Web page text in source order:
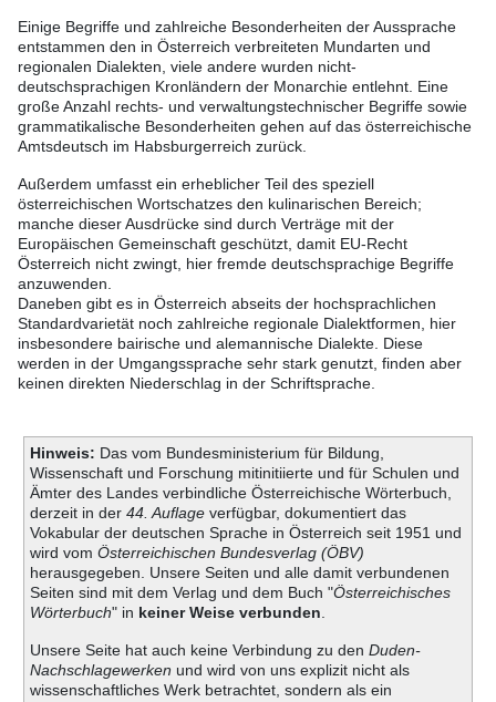
Einige Begriffe und zahlreiche Besonderheiten der Aussprache
entstammen den in Österreich verbreiteten Mundarten und
regionalen Dialekten, viele andere wurden nicht-
deutschsprachigen Kronländern der Monarchie entlehnt. Eine
große Anzahl rechts- und verwaltungstechnischer Begriffe sowie
grammatikalische Besonderheiten gehen auf das österreichische
Amtsdeutsch im Habsburgerreich zurück.
Außerdem umfasst ein erheblicher Teil des speziell
österreichischen Wortschatzes den kulinarischen Bereich;
manche dieser Ausdrücke sind durch Verträge mit der
Europäischen Gemeinschaft geschützt, damit EU-Recht
Österreich nicht zwingt, hier fremde deutschsprachige Begriffe
anzuwenden.
Daneben gibt es in Österreich abseits der hochsprachlichen
Standardvarietät noch zahlreiche regionale Dialektformen, hier
insbesondere bairische und alemannische Dialekte. Diese
werden in der Umgangssprache sehr stark genutzt, finden aber
keinen direkten Niederschlag in der Schriftsprache.
Hinweis: Das vom Bundesministerium für Bildung,
Wissenschaft und Forschung mitinitiierte und für Schulen und
Ämter des Landes verbindliche Österreichische Wörterbuch,
derzeit in der 44. Auflageverfügbar, dokumentiert das
Vokabular der deutschen Sprache in Österreich seit 1951 und
wird vom Österreichischen Bundesverlag (ÖBV)
herausgegeben. Unsere Seiten und alle damit verbundenen
Seiten sind mit dem Verlag und dem Buch "Österreichisches
Wörterbuch" in keiner Weise verbunden
Unsere Seite hat auch keine Verbindung zu den Duden-
Nachschlagewerken und wird von uns explizit nicht als
wissenschaftliches Werk betrachtet, sondern als ein